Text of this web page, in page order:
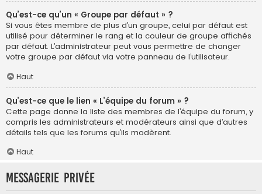
Qu’est-ce qu’un « Groupe par défaut » ?
Si vous êtes membre de plus d’un groupe, celui par défaut est
utilisé pour déterminer le rang et la couleur de groupe affichés
par défaut. L’administrateur peut vous permettre de changer
votre groupe par défaut via votre panneau de l’utilisateur.
Haut
Qu’est-ce que le lien « L’équipe du forum » ?
Cette page donne la liste des membres de l’équipe du forum, y
compris les administrateurs et modérateurs ainsi que d’autres
détails tels que les forums qu’ils modèrent.
Haut
Messagerie privée